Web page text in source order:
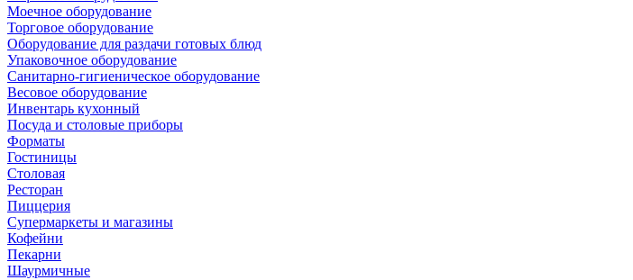
Моечное оборудование
Торговое оборудование
Оборудование для раздачи готовых блюд
Упаковочное оборудование
Санитарно-гигиеническое оборудование
Весовое оборудование
Инвентарь кухонный
Посуда и столовые приборы
Форматы
Гостиницы
Столовая
Ресторан
Пиццерия
Супермаркеты и магазины
Кофейни
Пекарни
Шаурмичные